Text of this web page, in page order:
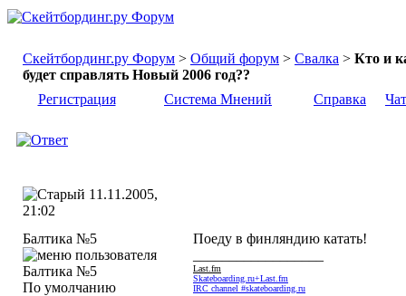
Скейтбординг.ру Форум > Общий форум > Свалка > Кто и
будет справлять Новый 2006 год??
Регистрация
Система Мнений Справка Чат
11.11.2005,
21:02
Балтика №5
По умолчанию
Поеду в финляндию катать!
Last.fm
Skateboarding.ru+Last.fm
IRC channel #skateboarding.ru